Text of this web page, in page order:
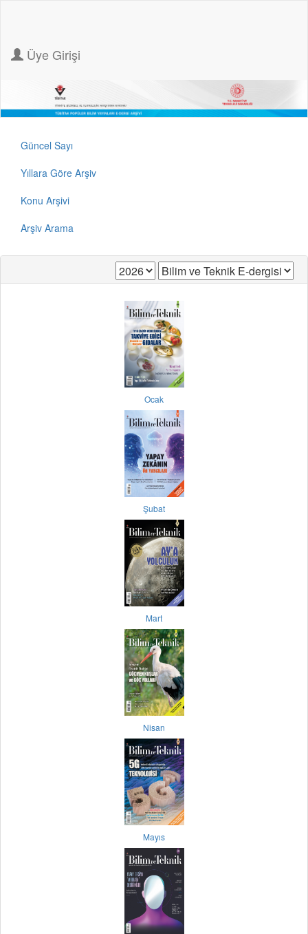
Üye Girişi
Güncel Sayı
Yıllara Göre Arşiv
Konu Arşivi
Arşiv Arama
Ocak
Şubat
Mart
Nisan
Mayıs